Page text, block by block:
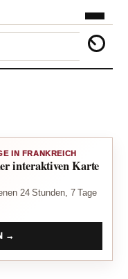
IN FRANKREICH
interaktiven Karte
24 Stunden, 7 Tage
→